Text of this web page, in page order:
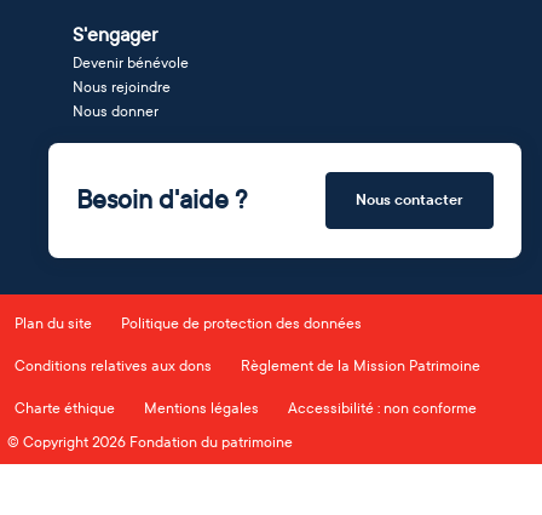
S'engager
Devenir bénévole
Nous rejoindre
Nous donner
Besoin d'aide ? Nous contacter
Plan du site Politique de protection des données
Conditions relatives aux dons Règlement de la Mission Patrimoine
Charte éthique Mentions légales
Accessibilité : non conforme
© Copyright 2026 Fondation du patrimoine